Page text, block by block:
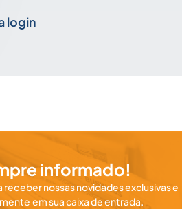
login
informado!
receber nossas novidades exclusivas e
em sua caixa de entrada.